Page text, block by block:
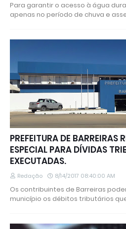
Para garantir o acesso à água
apenas no período de chuva e
PREFEITURA DE BARREIRAS
ESPECIAL PARA DÍVIDAS
EXECUTADAS.
Redação 8/14/2017 08:40:00 AM
Os contribuintes de Barreiras
município os débitos tributários